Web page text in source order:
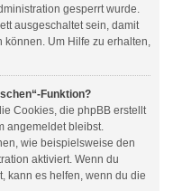
gesperrt wurde.
ausgeschaltet sein, damit
Um Hilfe zu erhalten,
Funktion?
Cookies, die phpBB erstellt
angemeldet bleibst.
wie beispielsweise den
aktiviert. Wenn du
kann es helfen, wenn du die